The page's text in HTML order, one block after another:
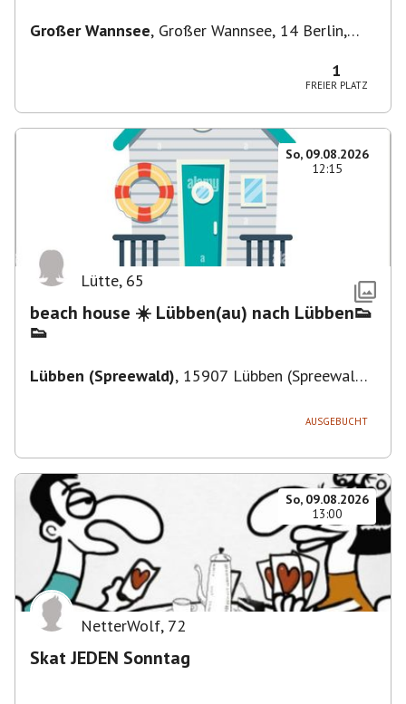
Großer Wannsee, Großer Wannsee, 14 Berlin,
1
FREIER PLATZ
So, 09.08.2026
12:15
Lütte, 65
beach house ☀️ Lübben(au) nach Lübben👟
👟
Lübben (Spreewald), 15907 Lübben (Spreewald),
AUSGEBUCHT
So, 09.08.2026
13:00
NetterWolf, 72
Skat JEDEN Sonntag